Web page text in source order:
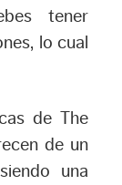
tener
lo cual
de The
de un
una